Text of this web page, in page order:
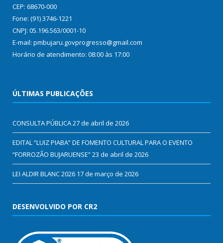
CEP: 68670-000
Fone: (91) 3746-1221
CNPJ: 05.196.563/0001-10
E-mail: pmbujaru.govprogresso@gmail.com
Horário de atendimento: 08:00 às 17:00
ÚLTIMAS PUBLICAÇÕES
CONSULTA PÚBLICA27 de abril de 2026
EDITAL “LUIZ PIABA” DE FOMENTO CULTURAL PARA O EVENTO
“FORROZÃO BUJARUENSE”23 de abril de 2026
LEI ALDIR BLANC 2026 17 de março de 2026
DESENVOLVIDO POR CR2